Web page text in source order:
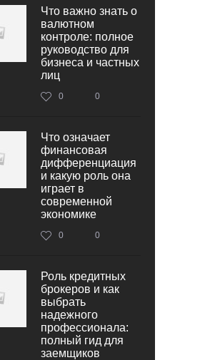
Что важно знать о
валютном
контроле: полное
руководство для
бизнеса и частных
лиц
0 0
Что означает
финансовая
дифференциация
и какую роль она
играет в
современной
экономике
0 0
Роль кредитных
брокеров и как
выбрать
надежного
профессионала:
полный гид для
заемщиков